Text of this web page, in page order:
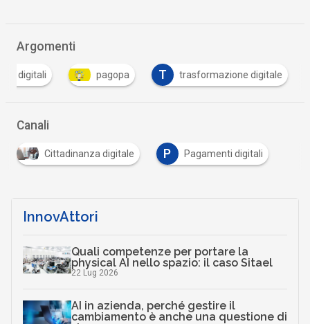
Argomenti
digitali pagopa T trasformazione digitale
Canali
Cittadinanza digitale P Pagamenti digitali
InnovAttori
Quali competenze per portare la
physical AI nello spazio: il caso Sitael
22 Lug 2026
AI in azienda, perché gestire il
cambiamento è anche una questione di